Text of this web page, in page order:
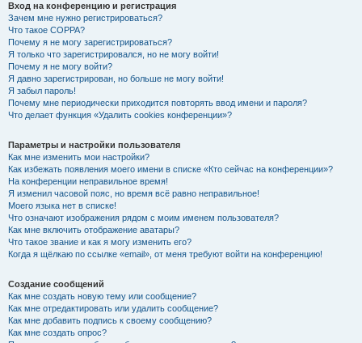
Вход на конференцию и регистрация
Зачем мне нужно регистрироваться?
Что такое COPPA?
Почему я не могу зарегистрироваться?
Я только что зарегистрировался, но не могу войти!
Почему я не могу войти?
Я давно зарегистрирован, но больше не могу войти!
Я забыл пароль!
Почему мне периодически приходится повторять ввод имени и пароля?
Что делает функция «Удалить cookies конференции»?
Параметры и настройки пользователя
Как мне изменить мои настройки?
Как избежать появления моего имени в списке «Кто сейчас на конференции»?
На конференции неправильное время!
Я изменил часовой пояс, но время всё равно неправильное!
Моего языка нет в списке!
Что означают изображения рядом с моим именем пользователя?
Как мне включить отображение аватары?
Что такое звание и как я могу изменить его?
Когда я щёлкаю по ссылке «email», от меня требуют войти на конференцию!
Создание сообщений
Как мне создать новую тему или сообщение?
Как мне отредактировать или удалить сообщение?
Как мне добавить подпись к своему сообщению?
Как мне создать опрос?